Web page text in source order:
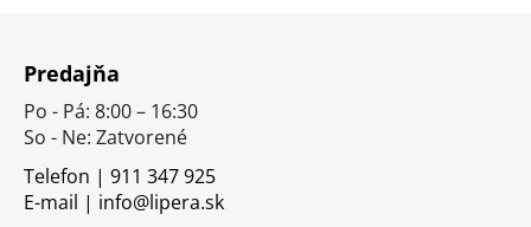
Predajňa
Po - Pá: 8:00 – 16:30
So - Ne: Zatvorené
Telefon | 911 347 925
E-mail | info@lipera.sk